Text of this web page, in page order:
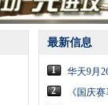
最新信息
1
华天9月
2
《国庆